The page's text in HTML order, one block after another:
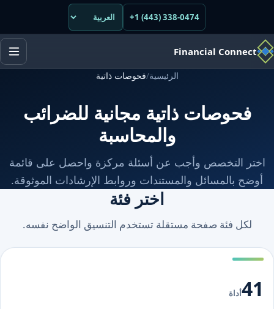
+1 (443) 338-0474
Financial Connect
الرئيسية/فحوصات ذاتية
فحوصات ذاتية مجانية للضرائب
والمحاسبة
اختر التخصص وأجب عن أسئلة مركزة واحصل على قائمة
أوضح بالمسائل والمستندات وروابط الإرشادات الموثوقة.
اختر فئة
لكل فئة صفحة مستقلة تستخدم التنسيق الواضح نفسه.
41أداة